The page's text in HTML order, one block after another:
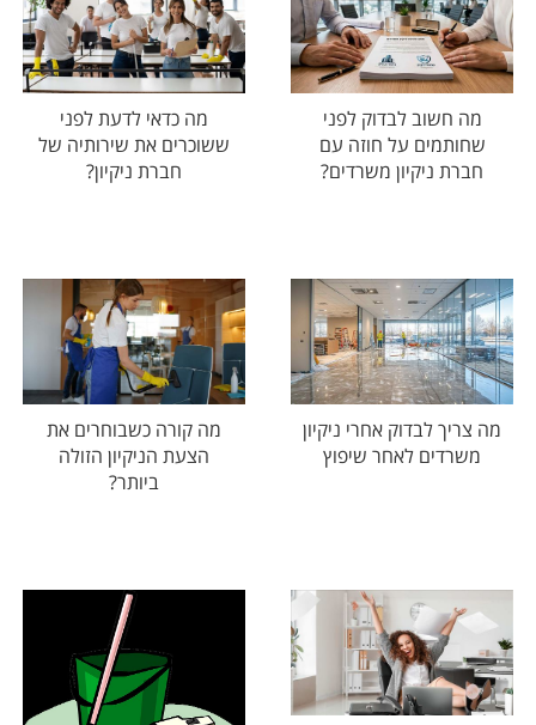
מה חשוב לבדוק לפני
שחותמים על חוזה עם
חברת ניקיון משרדים?
מה כדאי לדעת לפני
ששוכרים את שירותיה של
חברת ניקיון?
מה צריך לבדוק אחרי ניקיון
משרדים לאחר שיפוץ
מה קורה כשבוחרים את
הצעת הניקיון הזולה
ביותר?